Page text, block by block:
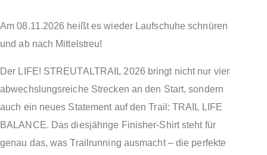
Am 08.11.2026 heißt es wieder Laufschuhe schnüren
und ab nach Mittelstreu!
Der LIFE! STREUTALTRAIL 2026 bringt nicht nur vier
abwechslungsreiche Strecken an den Start, sondern
auch ein neues Statement auf den Trail: TRAIL LIFE
BALANCE. Das diesjährige Finisher-Shirt steht für
genau das, was Trailrunning ausmacht – die perfekte